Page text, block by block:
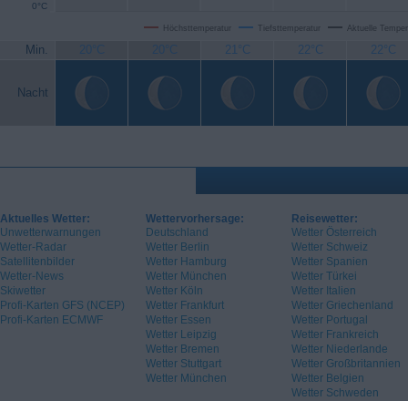
Höchsttemperatur Tiefsttemperatur Aktuelle
0°C
Min. 20°C 20°C 21°C 22°C 22°C
Nacht
Aktuelles Wetter:
Unwetterwarnungen
Wetter-Radar
Satellitenbilder
Wetter-News
Skiwetter
Profi-Karten GFS (NCEP)
Profi-Karten ECMWF
Wettervorhersage:
Deutschland
Wetter Berlin
Wetter Hamburg
Wetter München
Wetter Köln
Wetter Frankfurt
Wetter Essen
Wetter Leipzig
Wetter Bremen
Wetter Stuttgart
Wetter München
Reisewetter:
Wetter Österreich
Wetter Schweiz
Wetter Spanien
Wetter Türkei
Wetter Italien
Wetter Griechenland
Wetter Portugal
Wetter Frankreich
Wetter Niederlande
Wetter Großbritannien
Wetter Belgien
Wetter Schweden